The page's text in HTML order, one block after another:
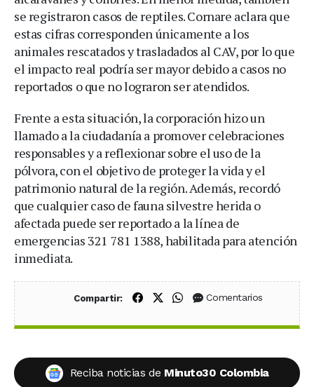
se registraron casos de reptiles. Cornare aclara que
estas cifras corresponden únicamente a los
animales rescatados y trasladados al CAV, por lo que
el impacto real podría ser mayor debido a casos no
reportados o que no lograron ser atendidos.
Frente a esta situación, la corporación hizo un
llamado a la ciudadanía a promover celebraciones
responsables y a reflexionar sobre el uso de la
pólvora, con el objetivo de proteger la vida y el
patrimonio natural de la región. Además, recordó
que cualquier caso de fauna silvestre herida o
afectada puede ser reportado a la línea de
emergencias 321 781 1388, habilitada para atención
inmediata.
Compartir: Compartir en Facebook
Compartir en X (Twitter)
Compartir en WhatsApp
Comentarios
Reciba noticias de Minuto30 Colombia